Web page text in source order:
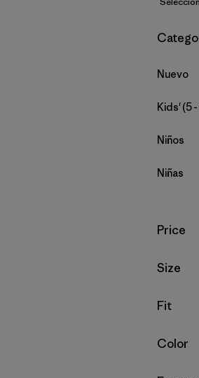
Filtrar
Nuevo
Kids' (5 -
Niños
Niñas
Filtrar
Price
Filtrar
Size
Filtrar
Fit
Filtrar
Color